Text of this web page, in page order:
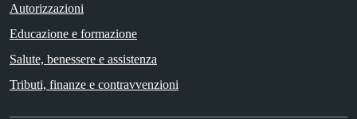
Autorizzazioni
Educazione e formazione
Salute, benessere e assistenza
Tributi, finanze e contravvenzioni